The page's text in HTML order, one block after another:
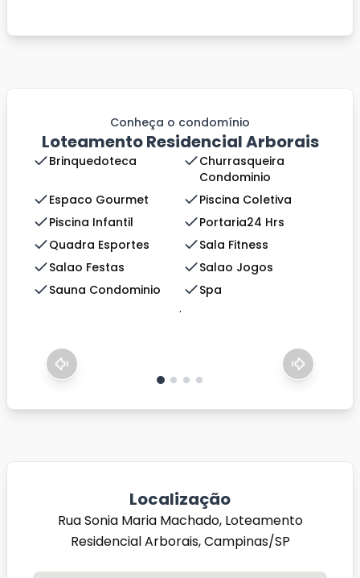
Conheça o condomínio
Loteamento Residencial Arborais
Brinquedoteca
Churrasqueira
Condominio
Espaco Gourmet
Piscina Coletiva
Piscina Infantil
Portaria24 Hrs
Quadra Esportes
Sala Fitness
Salao Festas
Salao Jogos
Sauna Condominio
Spa
.
Localização
Rua Sonia Maria Machado, Loteamento
Residencial Arborais, Campinas/SP